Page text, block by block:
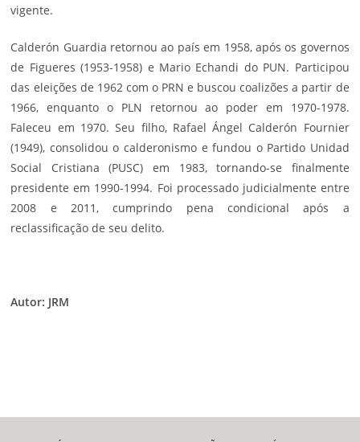
vigente.
Calderón Guardia retornou ao país em 1958, após os governos
de Figueres (1953-1958) e Mario Echandi do PUN. Participou
das eleições de 1962 com o PRN e buscou coalizões a partir de
1966, enquanto o PLN retornou ao poder em 1970-1978.
Faleceu em 1970. Seu filho, Rafael Ángel Calderón Fournier
(1949), consolidou o calderonismo e fundou o Partido Unidad
Social Cristiana (PUSC) em 1983, tornando-se finalmente
presidente em 1990-1994. Foi processado judicialmente entre
2008 e 2011, cumprindo pena condicional após a
reclassificação de seu delito.
Autor: JRM